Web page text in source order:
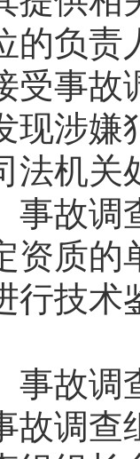
负责
受事
涉嫌
法机关
调查
资质
行技
调查
故调